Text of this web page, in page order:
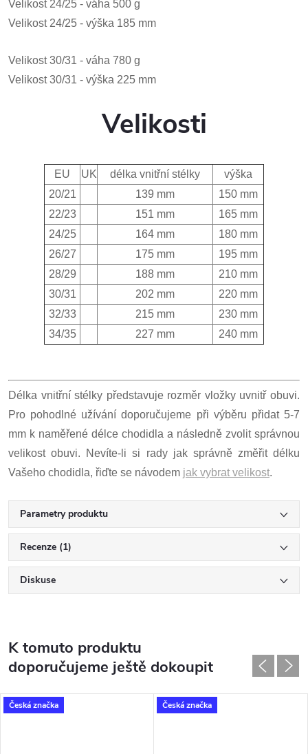
Velikost 24/25 - váha 500 g
Velikost 24/25 - výška 185 mm
Velikost 30/31 - váha 780 g
Velikost 30/31 - výška 225 mm
Velikosti
EU UK délka vnitřní stélky
výška
20/21
139 mm
150 mm
22/23
151 mm
165 mm
24/25
164 mm
180 mm
26/27
175 mm
195 mm
28/29
188 mm
210 mm
30/31
202 mm
220 mm
32/33
215 mm
230 mm
34/35
227 mm 240 mm
Délka vnitřní stélky představuje rozměr vložky uvnitř obuvi.
Pro pohodlné užívání doporučujeme při výběru přidat 5-7
mm k naměřené délce chodidla a následně zvolit správnou
velikost obuvi. Nevíte-li si rady jak správně změřit délku
Vašeho chodidla, řiďte se návodem jak vybrat velikost.
Parametry produktu
Recenze (1)
Diskuse
K tomuto produktu
doporučujeme ještě dokoupit
Česká značka Česká značka